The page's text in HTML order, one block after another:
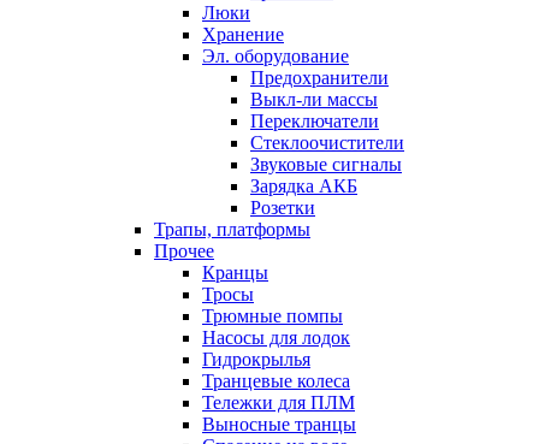
Люки
Хранение
Эл. оборудование
Предохранители
Выкл-ли массы
Переключатели
Стеклоочистители
Звуковые сигналы
Зарядка АКБ
Розетки
Трапы, платформы
Прочее
Кранцы
Тросы
Трюмные помпы
Насосы для лодок
Гидрокрылья
Транцевые колеса
Тележки для ПЛМ
Выносные транцы